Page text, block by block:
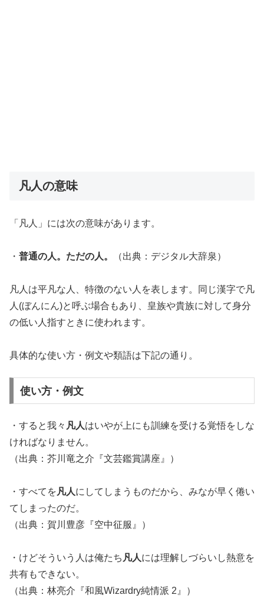
凡人の意味
「凡人」には次の意味があります。
・ 普通の人。ただの人。 （出典：デジタル大辞泉）
凡人は平凡な人、特徴のない人を表します。同じ漢字で凡
人(ぼんにん)と呼ぶ場合もあり、皇族や貴族に対して身分
の低い人指すときに使われます。
具体的な使い方・例文や類語は下記の通り。
使い方・例文
・すると我々 凡人はいやが上にも訓練を受ける覚悟をしな
ければなりません。
（出典：芥川竜之介『文芸鑑賞講座』）
・すべてを 凡人にしてしまうものだから、みなが早く倦い
てしまったのだ。
（出典：賀川豊彦『空中征服』）
・けどそういう人は俺たち 凡人には理解しづらいし熱意を
共有もできない。
（出典：林亮介『和風Wizardry純情派 2』）